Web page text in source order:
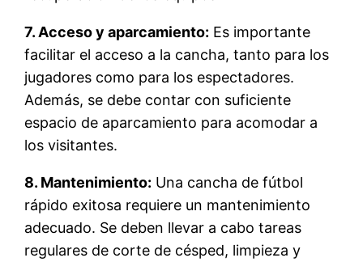
7. Acceso y aparcamiento: Es importante
facilitar el acceso a la cancha, tanto para los
jugadores como para los espectadores.
Además, se debe contar con suficiente
espacio de aparcamiento para acomodar a
los visitantes.
8. Mantenimiento: Una cancha de fútbol
rápido exitosa requiere un mantenimiento
adecuado. Se deben llevar a cabo tareas
regulares de corte de césped, limpieza y